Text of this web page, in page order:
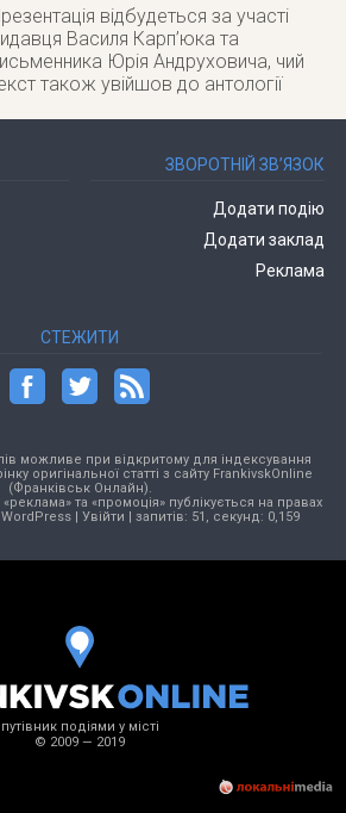
відбудеться за участі
Василя Карп’юка та
Юрія Андруховича, чий
також увійшов до антології
ЗВОРОТНІЙ ЗВ’ЯЗОК
Додати подію
Додати заклад
Реклама
СТЕЖИТИ
можливе при відкритому для індексування
оригінальної статті з сайту FrankivskOnline
(Франківськ Онлайн).
та «промоція» публікується на правах
WordPress| Увійти | запитів: 51, секунд: 0,159
путівник подіями у місті
© 2009 — 2019